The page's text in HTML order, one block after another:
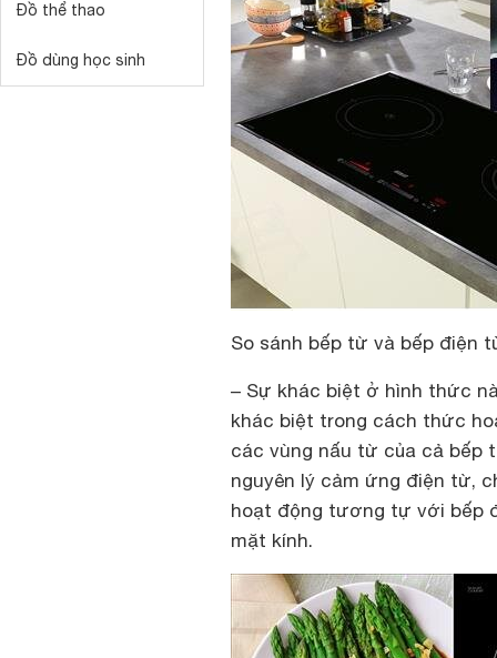
Đồ thể thao
Đồ dùng học sinh
So sánh bếp từ và bếp điện
– Sự khác biệt ở hình thức
khác biệt trong cách thức
các vùng nấu từ của cả bếp
nguyên lý cảm ứng điện từ,
hoạt động tương tự với bếp
mặt kính.